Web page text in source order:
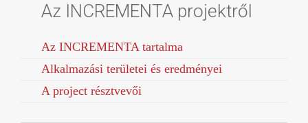
Az INCREMENTA projektről
Az INCREMENTA tartalma
Alkalmazási területei és eredményei
A project résztvevői